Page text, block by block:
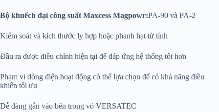
Bộ khuếch đại công suất Maxcess Magpowr:PA-90 và PA-2
Kiểm soát và kích thước ly hợp hoặc phanh hạt từ tính
Đầu ra được điều chỉnh hiện tại để đáp ứng hệ thống tốt hơn
Phạm vi dòng điện hoạt động có thể lựa chọn để có khả năng điều
khiển tối ưu
Dễ dàng gắn vào bên trong vỏ VERSATEC